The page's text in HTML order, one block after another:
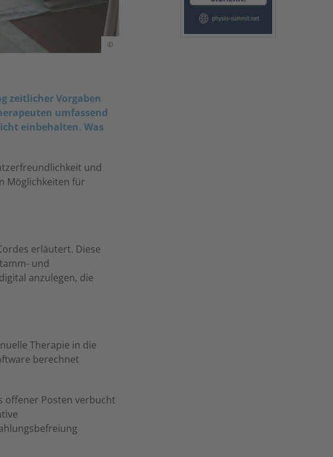
©
zeitlicher Vorgaben
umfassend
einbehalten. Was
und
Möglichkeiten für
erläutert. Diese
und
anzulegen, die
Therapie in die
berechnet
offener Posten verbucht